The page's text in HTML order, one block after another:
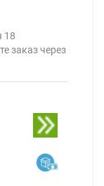
18
заказ через